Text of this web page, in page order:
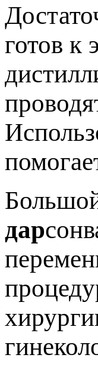
готов к
дар